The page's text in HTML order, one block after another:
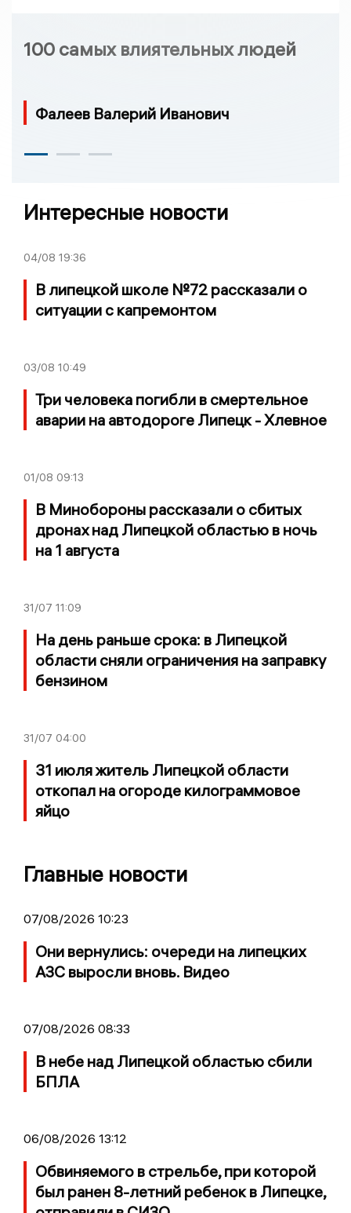
100 самых влиятельных людей
Фалеев Валерий Иванович
Интересные новости
04/08 19:36
В липецкой школе №72 рассказали о
ситуации с капремонтом
03/08 10:49
Три человека погибли в смертельное
аварии на автодороге Липецк - Хлевное
01/08 09:13
В Минобороны рассказали о сбитых
дронах над Липецкой областью в ночь
на 1 августа
31/07 11:09
На день раньше срока: в Липецкой
области сняли ограничения на заправку
бензином
31/07 04:00
31 июля житель Липецкой области
откопал на огороде килограммовое
яйцо
Главные новости
07/08/2026 10:23
Они вернулись: очереди на липецких
АЗС выросли вновь. Видео
07/08/2026 08:33
В небе над Липецкой областью сбили
БПЛА
06/08/2026 13:12
Обвиняемого в стрельбе, при которой
был ранен 8-летний ребенок в Липецке,